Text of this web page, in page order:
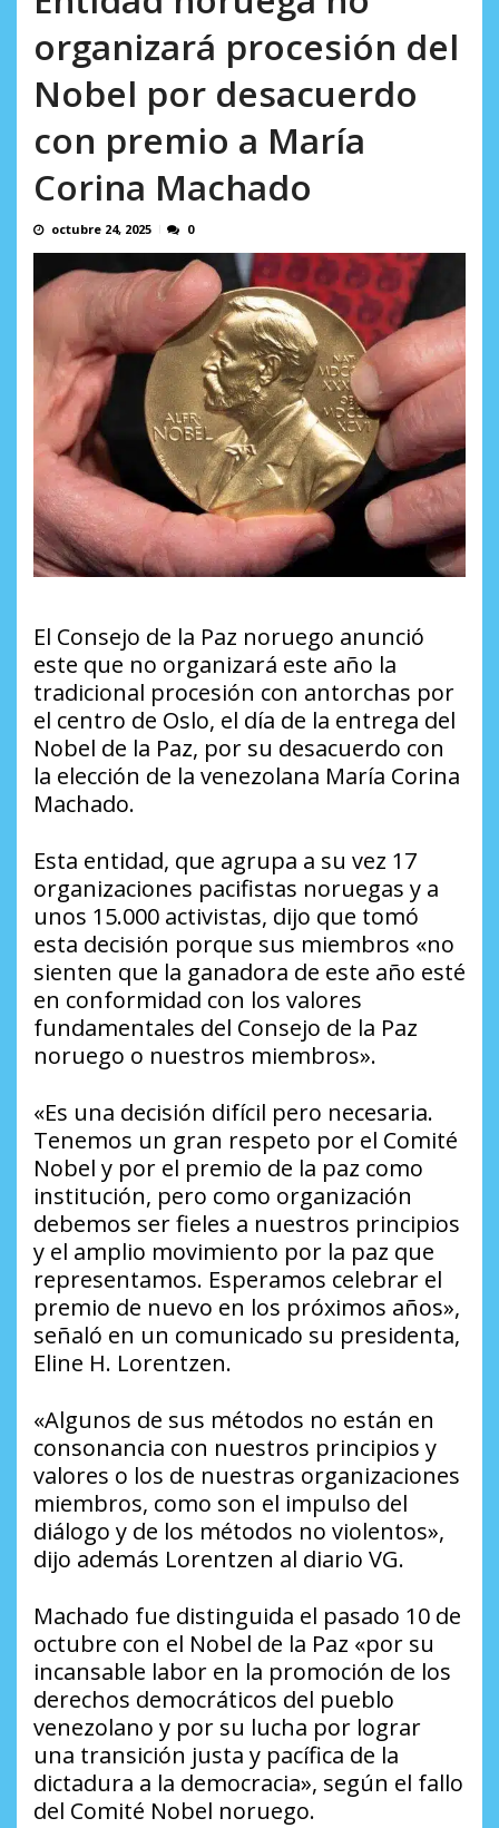
organizará procesión del
Nobel por desacuerdo
con premio a María
Corina Machado
octubre 24, 2025 0
El Consejo de la Paz noruego anunció
este que no organizará este año la
tradicional procesión con antorchas por
el centro de Oslo, el día de la entrega del
Nobel de la Paz, por su desacuerdo con
la elección de la venezolana María Corina
Machado.
Esta entidad, que agrupa a su vez 17
organizaciones pacifistas noruegas y a
unos 15.000 activistas, dijo que tomó
esta decisión porque sus miembros «no
sienten que la ganadora de este año esté
en conformidad con los valores
fundamentales del Consejo de la Paz
noruego o nuestros miembros».
«Es una decisión difícil pero necesaria.
Tenemos un gran respeto por el Comité
Nobel y por el premio de la paz como
institución, pero como organización
debemos ser fieles a nuestros principios
y el amplio movimiento por la paz que
representamos. Esperamos celebrar el
premio de nuevo en los próximos años»,
señaló en un comunicado su presidenta,
Eline H. Lorentzen.
«Algunos de sus métodos no están en
consonancia con nuestros principios y
valores o los de nuestras organizaciones
miembros, como son el impulso del
diálogo y de los métodos no violentos»,
dijo además Lorentzen al diario VG.
Machado fue distinguida el pasado 10 de
octubre con el Nobel de la Paz «por su
incansable labor en la promoción de los
derechos democráticos del pueblo
venezolano y por su lucha por lograr
una transición justa y pacífica de la
dictadura a la democracia», según el fallo
del Comité Nobel noruego.